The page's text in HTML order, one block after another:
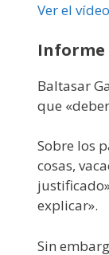
Ver el vídeo
Informe
Baltasar
que
Sobre los
cosas,
explicar».
Sin